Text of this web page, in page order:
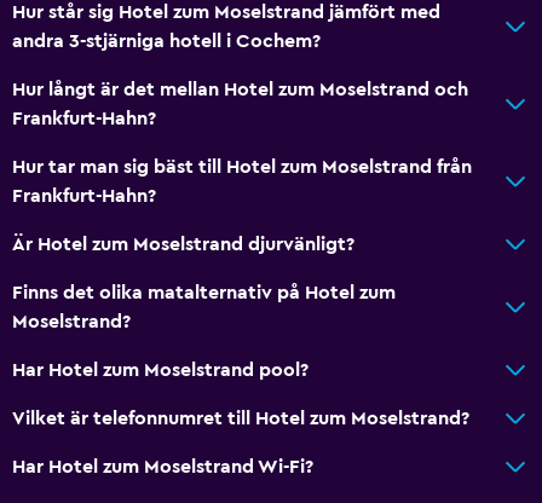
Flodutsikt
Vardagsrum
Utsikt över innergården
Förvaring
Saker att göra
Vandring
Sällskapsspel/pussel
Hur står sig Hotel zum Moselstrand jämfört med
andra 3-stjärniga hotell i Cochem?
Hur långt är det mellan Hotel zum Moselstrand och
Frankfurt-Hahn?
Hur tar man sig bäst till Hotel zum Moselstrand från
Frankfurt-Hahn?
Är Hotel zum Moselstrand djurvänligt?
Finns det olika matalternativ på Hotel zum
Moselstrand?
Har Hotel zum Moselstrand pool?
Vilket är telefonnumret till Hotel zum Moselstrand?
Har Hotel zum Moselstrand Wi-Fi?